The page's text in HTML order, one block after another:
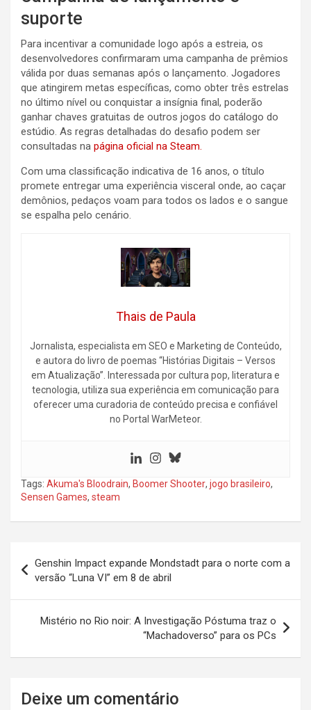
suporte
Para incentivar a comunidade logo após a estreia, os
desenvolvedores confirmaram uma campanha de prêmios
válida por duas semanas após o lançamento. Jogadores
que atingirem metas específicas, como obter três estrelas
no último nível ou conquistar a insígnia final, poderão
ganhar chaves gratuitas de outros jogos do catálogo do
estúdio. As regras detalhadas do desafio podem ser
consultadas na página oficial na Steam.
Com uma classificação indicativa de 16 anos, o título
promete entregar uma experiência visceral onde, ao caçar
demônios, pedaços voam para todos os lados e o sangue
se espalha pelo cenário.
Thais de Paula
Jornalista, especialista em SEO e Marketing de Conteúdo,
e autora do livro de poemas “Histórias Digitais – Versos
em Atualização”. Interessada por cultura pop, literatura e
tecnologia, utiliza sua experiência em comunicação para
oferecer uma curadoria de conteúdo precisa e confiável
no Portal WarMeteor.
Tags: Akuma's Bloodrain, Boomer Shooter, jogo brasileiro,
Sensen Games, steam
de
Post
Genshin Impact expande Mondstadt para o norte com a
versão “Luna VI” em 8 de abril
Mistério no Rio noir: A Investigação Póstuma traz o
“Machadoverso” para os PCs
Deixe um comentário